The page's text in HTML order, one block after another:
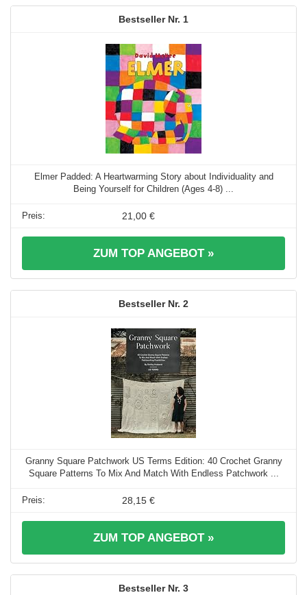
1
Elmer Padded: A Heartwarming Story about Individuality and
Being Yourself for Children (Ages 4-8) ...
21,00 €
ZUM TOP ANGEBOT »
2
Granny Square Patchwork US Terms Edition: 40 Crochet Granny
Square Patterns To Mix And Match With Endless Patchwork ...
28,15 €
ZUM TOP ANGEBOT »
3